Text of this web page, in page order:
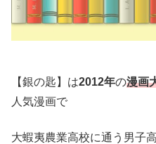
【銀の匙】は2012年の漫画
人気漫画で
大蝦夷農業高校に通う男子